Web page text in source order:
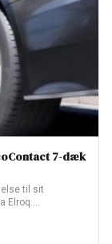
7-dæk
til sit
Elroq.